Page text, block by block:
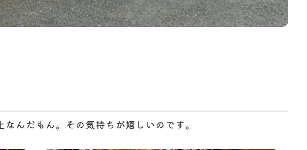
んだもん。その気持ちが嬉しいのです。